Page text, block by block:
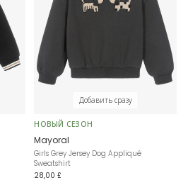
Добавить сразу
НОВЫЙ СЕЗОН
Mayoral
Girls Grey Jersey Dog Appliqué
Sweatshirt
28,00 £